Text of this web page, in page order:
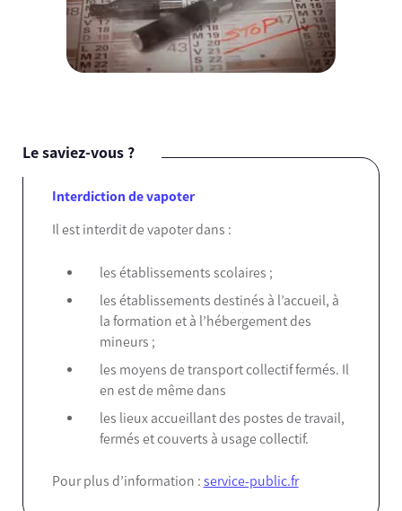
Le saviez-vous ?
Interdiction de vapoter
Il est interdit de vapoter dans :
les établissements scolaires ;
les établissements destinés à l’accueil, à
la formation et à l’hébergement des
mineurs ;
les moyens de transport collectif fermés. Il
en est de même dans
les lieux accueillant des postes de travail,
fermés et couverts à usage collectif.
Pour plus d’information : service-public.fr